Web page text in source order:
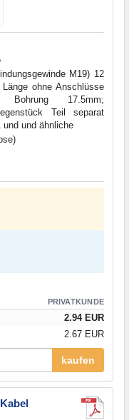
M19) 12
ohne Anschlüsse
Bohrung 17.5mm;
Teil separat
und und ähnliche
PRIVATKUNDE
2.94 EUR
2.67 EUR
kaufen